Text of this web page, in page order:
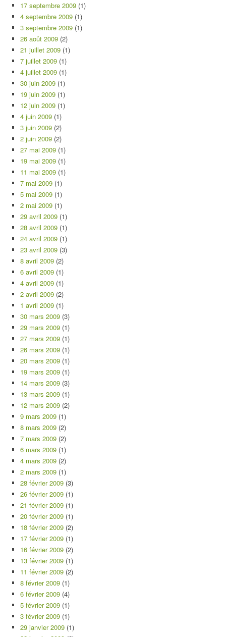
17 septembre 2009 (1)
4 septembre 2009 (1)
3 septembre 2009 (1)
26 août 2009 (2)
21 juillet 2009 (1)
7 juillet 2009 (1)
4 juillet 2009 (1)
30 juin 2009 (1)
19 juin 2009 (1)
12 juin 2009 (1)
4 juin 2009 (1)
3 juin 2009 (2)
2 juin 2009 (2)
27 mai 2009 (1)
19 mai 2009 (1)
11 mai 2009 (1)
7 mai 2009 (1)
5 mai 2009 (1)
2 mai 2009 (1)
29 avril 2009 (1)
28 avril 2009 (1)
24 avril 2009 (1)
23 avril 2009 (3)
8 avril 2009 (2)
6 avril 2009 (1)
4 avril 2009 (1)
2 avril 2009 (2)
1 avril 2009 (1)
30 mars 2009 (3)
29 mars 2009 (1)
27 mars 2009 (1)
26 mars 2009 (1)
20 mars 2009 (1)
19 mars 2009 (1)
14 mars 2009 (3)
13 mars 2009 (1)
12 mars 2009 (2)
9 mars 2009 (1)
8 mars 2009 (2)
7 mars 2009 (2)
6 mars 2009 (1)
4 mars 2009 (2)
2 mars 2009 (1)
28 février 2009 (3)
26 février 2009 (1)
21 février 2009 (1)
20 février 2009 (1)
18 février 2009 (2)
17 février 2009 (1)
16 février 2009 (2)
13 février 2009 (1)
11 février 2009 (2)
8 février 2009 (1)
6 février 2009 (4)
5 février 2009 (1)
3 février 2009 (1)
29 janvier 2009 (1)